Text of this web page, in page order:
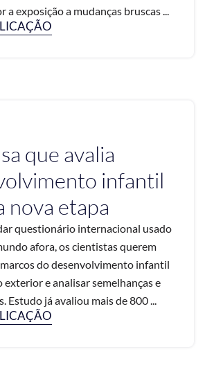
exposição a mudanças bruscas ...
que avalia
infantil
nova etapa
questionário internacional usado
afora, os cientistas querem
do desenvolvimento infantil
exterior e analisar semelhanças e
Estudo já avaliou mais de 800 ...